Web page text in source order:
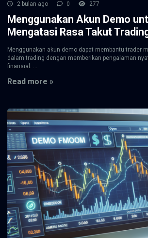
2 bulan ago 0 277
Menggunakan Akun Demo
Mengatasi Rasa Takut
Menggunakan akun demo dapat membantu trader
dalam trading dengan memberikan pengalaman
finansial. ...
Read more »